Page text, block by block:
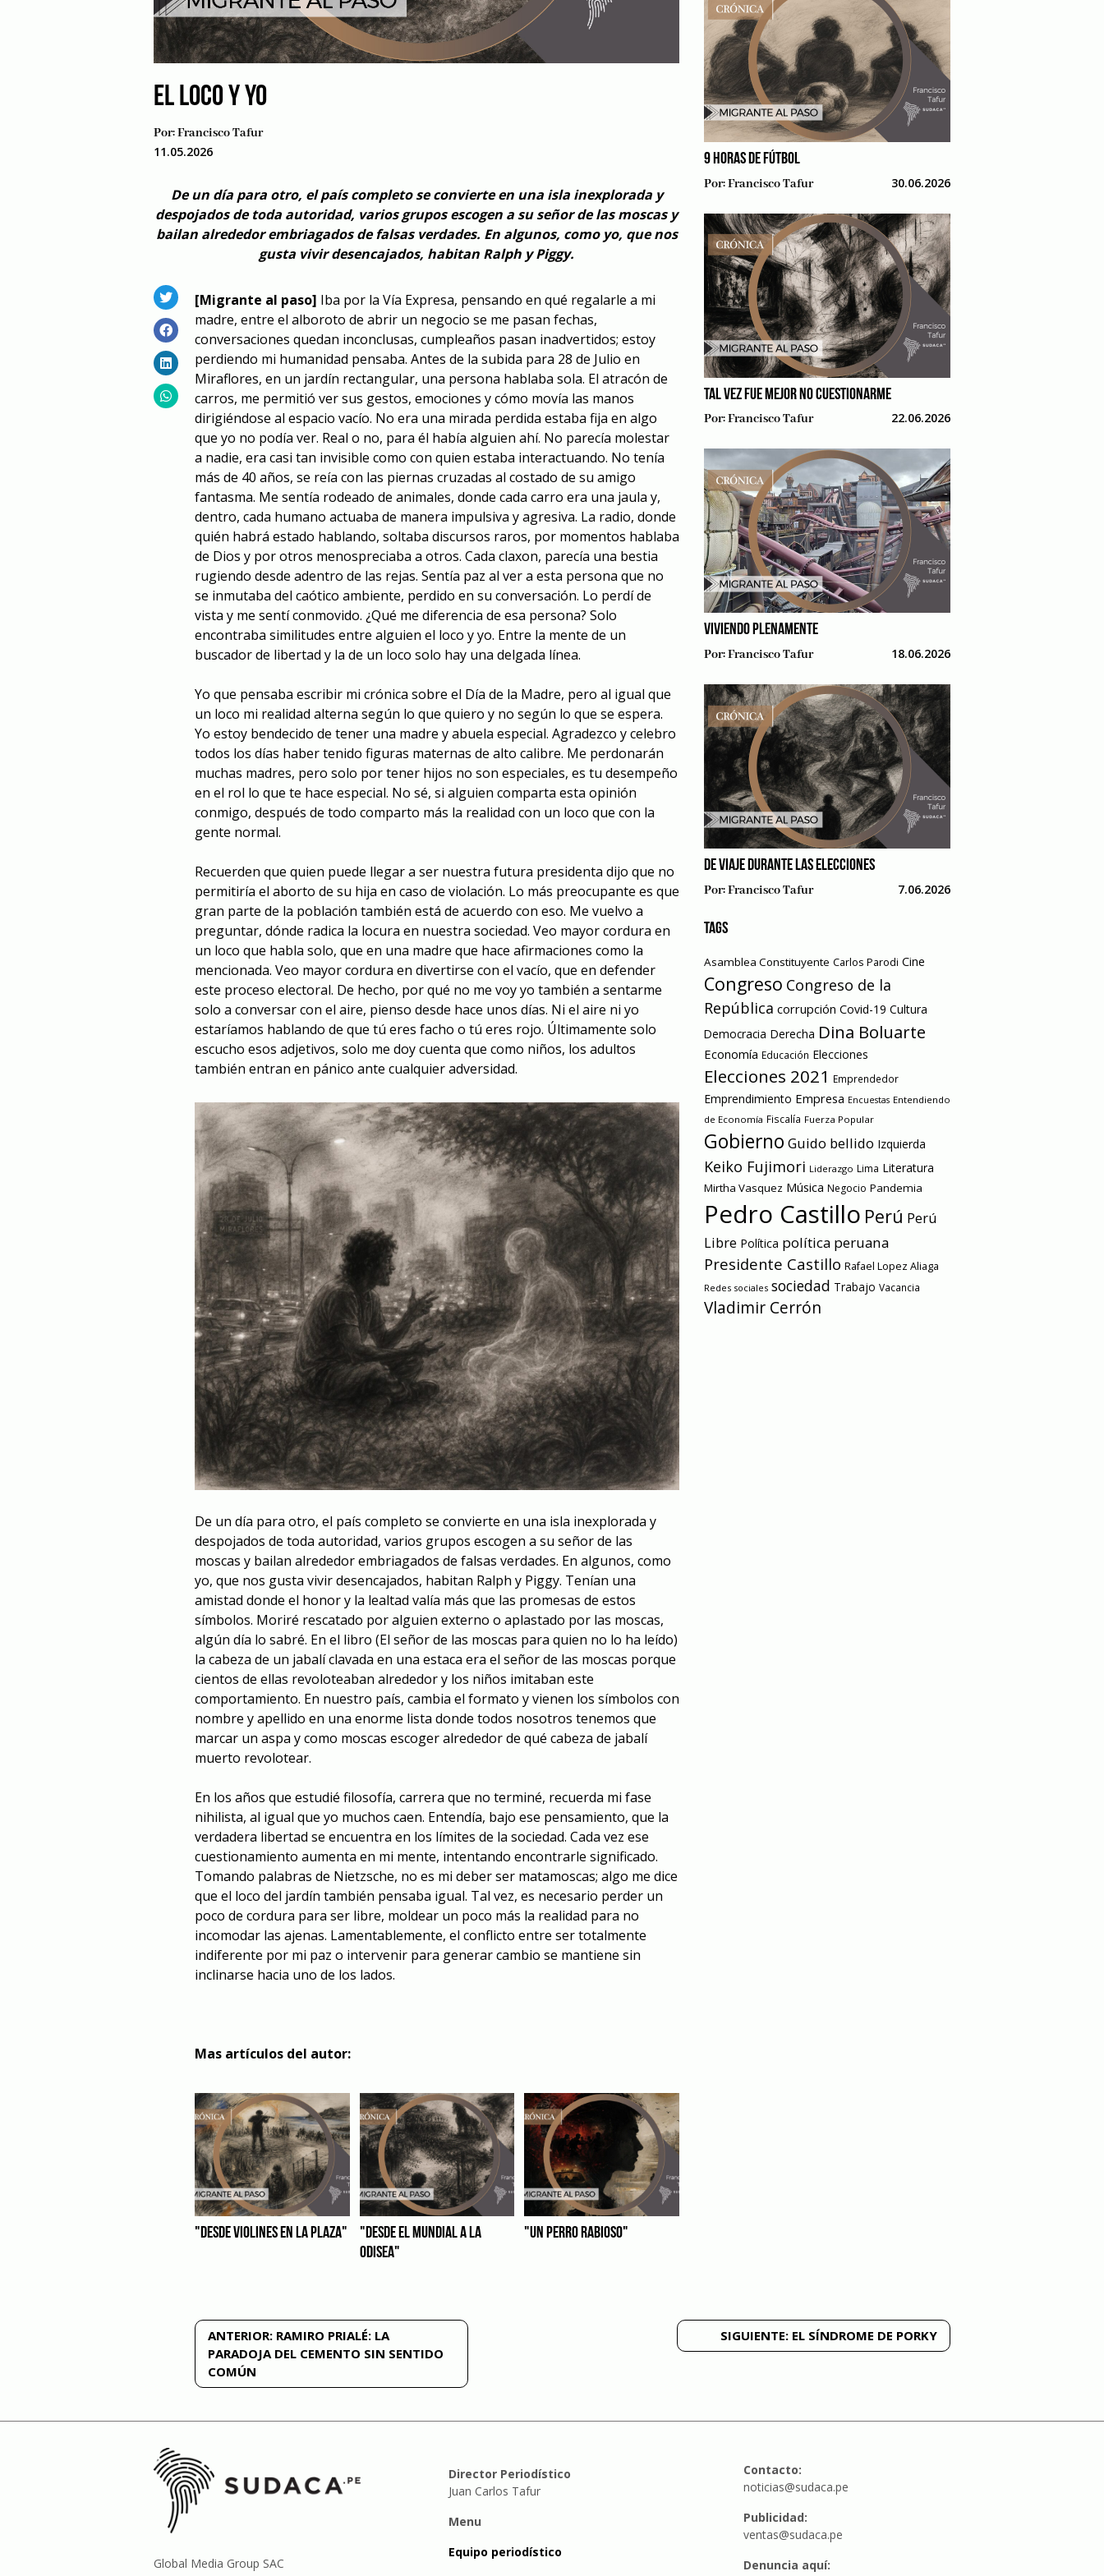
EL LOCO Y YO
Por:Francisco Tafur
11.05.2026
De un día para otro, el país completo se convierte en una isla inexplorada y
despojados de toda autoridad, varios grupos escogen a su señor de las moscas y
bailan alrededor embriagados de falsas verdades. En algunos, como yo, que nos
gusta vivir desencajados, habitan Ralph y Piggy.
[Migrante al paso] Iba por la Vía Expresa, pensando en qué regalarle a mi
madre, entre el alboroto de abrir un negocio se me pasan fechas,
conversaciones quedan inconclusas, cumpleaños pasan inadvertidos; estoy
perdiendo mi humanidad pensaba. Antes de la subida para 28 de Julio en
Miraflores, en un jardín rectangular, una persona hablaba sola. El atracón de
carros, me permitió ver sus gestos, emociones y cómo movía las manos
dirigiéndose al espacio vacío. No era una mirada perdida estaba fija en algo
que yo no podía ver. Real o no, para él había alguien ahí. No parecía molestar
a nadie, era casi tan invisible como con quien estaba interactuando. No tenía
más de 40 años, se reía con las piernas cruzadas al costado de su amigo
fantasma. Me sentía rodeado de animales, donde cada carro era una jaula y,
dentro, cada humano actuaba de manera impulsiva y agresiva. La radio, donde
quién habrá estado hablando, soltaba discursos raros, por momentos hablaba
de Dios y por otros menospreciaba a otros. Cada claxon, parecía una bestia
rugiendo desde adentro de las rejas. Sentía paz al ver a esta persona que no
se inmutaba del caótico ambiente, perdido en su conversación. Lo perdí de
vista y me sentí conmovido. ¿Qué me diferencia de esa persona? Solo
encontraba similitudes entre alguien el loco y yo. Entre la mente de un
buscador de libertad y la de un loco solo hay una delgada línea.
Yo que pensaba escribir mi crónica sobre el Día de la Madre, pero al igual que
un loco mi realidad alterna según lo que quiero y no según lo que se espera.
Yo estoy bendecido de tener una madre y abuela especial. Agradezco y celebro
todos los días haber tenido figuras maternas de alto calibre. Me perdonarán
muchas madres, pero solo por tener hijos no son especiales, es tu desempeño
en el rol lo que te hace especial. No sé, si alguien comparta esta opinión
conmigo, después de todo comparto más la realidad con un loco que con la
gente normal.
Recuerden que quien puede llegar a ser nuestra futura presidenta dijo que no
permitiría el aborto de su hija en caso de violación. Lo más preocupante es que
gran parte de la población también está de acuerdo con eso. Me vuelvo a
preguntar, dónde radica la locura en nuestra sociedad. Veo mayor cordura en
un loco que habla solo, que en una madre que hace afirmaciones como la
mencionada. Veo mayor cordura en divertirse con el vacío, que en defender
este proceso electoral. De hecho, por qué no me voy yo también a sentarme
solo a conversar con el aire, pienso desde hace unos días. Ni el aire ni yo
estaríamos hablando de que tú eres facho o tú eres rojo. Últimamente solo
escucho esos adjetivos, solo me doy cuenta que como niños, los adultos
también entran en pánico ante cualquier adversidad.
De un día para otro, el país completo se convierte en una isla inexplorada y
despojados de toda autoridad, varios grupos escogen a su señor de las
moscas y bailan alrededor embriagados de falsas verdades. En algunos, como
yo, que nos gusta vivir desencajados, habitan Ralph y Piggy. Tenían una
amistad donde el honor y la lealtad valía más que las promesas de estos
símbolos. Moriré rescatado por alguien externo o aplastado por las moscas,
algún día lo sabré. En el libro (El señor de las moscas para quien no lo ha leído)
la cabeza de un jabalí clavada en una estaca era el señor de las moscas porque
cientos de ellas revoloteaban alrededor y los niños imitaban este
comportamiento. En nuestro país, cambia el formato y vienen los símbolos con
nombre y apellido en una enorme lista donde todos nosotros tenemos que
marcar un aspa y como moscas escoger alrededor de qué cabeza de jabalí
muerto revolotear.
En los años que estudié filosofía, carrera que no terminé, recuerda mi fase
nihilista, al igual que yo muchos caen. Entendía, bajo ese pensamiento, que la
verdadera libertad se encuentra en los límites de la sociedad. Cada vez ese
cuestionamiento aumenta en mi mente, intentando encontrarle significado.
Tomando palabras de Nietzsche, no es mi deber ser matamoscas; algo me dice
que el loco del jardín también pensaba igual. Tal vez, es necesario perder un
poco de cordura para ser libre, moldear un poco más la realidad para no
incomodar las ajenas. Lamentablemente, el conflicto entre ser totalmente
indiferente por mi paz o intervenir para generar cambio se mantiene sin
inclinarse hacia uno de los lados.
Mas artículos del autor:
"DESDE VIOLINES EN LA PLAZA"
"DESDE EL MUNDIAL A LA
ODISEA"
"UN PERRO RABIOSO"
9 HORAS DE FÚTBOL
Por:Francisco Tafur 30.06.2026
TAL VEZ FUE MEJOR NO CUESTIONARME
Por:Francisco Tafur 22.06.2026
VIVIENDO PLENAMENTE
Por:Francisco Tafur 18.06.2026
DE VIAJE DURANTE LAS ELECCIONES
Por:Francisco Tafur 7.06.2026
TAGS
Asamblea Constituyente Carlos Parodi Cine
Congreso Congreso de la
República corrupción Covid-19 Cultura
Democracia Derecha Dina Boluarte
Economía Educación Elecciones
Elecciones 2021 Emprendedor
Emprendimiento Empresa Encuestas Entendiendo
de Economía Fiscalía Fuerza Popular
Gobierno Guido bellido Izquierda
Keiko Fujimori Liderazgo Lima Literatura
Mirtha Vasquez Música Negocio Pandemia
Pedro Castillo Perú Perú
Libre Política política peruana
Presidente Castillo Rafael Lopez Aliaga
Redes sociales sociedad Trabajo Vacancia
Vladimir Cerrón
Navegación
de
entradas
ANTERIOR: RAMIRO PRIALÉ: LA
PARADOJA DEL CEMENTO SIN SENTIDO
COMÚN
SIGUIENTE: EL SÍNDROME DE PORKY
Global Media Group SAC
Director Periodístico
Juan Carlos Tafur
Menu
Equipo periodístico
Contacto:
noticias@sudaca.pe
Publicidad:
ventas@sudaca.pe
Denuncia aquí: